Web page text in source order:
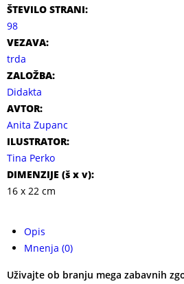
ŠTEVILO STRANI:
98
VEZAVA:
trda
ZALOŽBA:
Didakta
AVTOR:
Anita Zupanc
ILUSTRATOR:
Tina Perko
DIMENZIJE (š x v):
16 x 22 cm
Opis
Mnenja (0)
Uživajte ob branju mega zabavnih